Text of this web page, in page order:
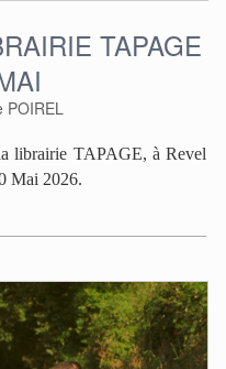
TAPAGE
POIREL
librairie TAPAGE, à Revel
Mai 2026.